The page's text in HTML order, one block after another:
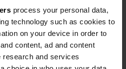
process your personal data,
technology such as cookies to
on your device in order to
content, ad and content
research and services
5 maanden geleden
28904
verderop waar
Deze plek is echter
Je kunt er ook je watertank